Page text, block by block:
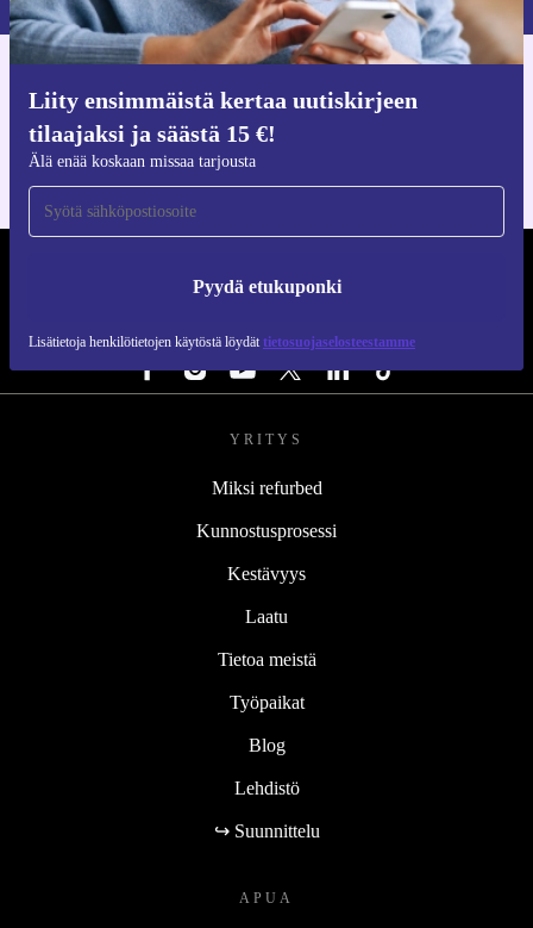
Liity ensimmäistä kertaa uutiskirjeen
tilaajaksi ja säästä 15 €!
Älä enää koskaan missaa tarjousta
Pyydä etukuponki
Lisätietoja henkilötietojen käytöstä löydät tietosuojaselosteestamme
iOS:lle ja Androidille
YRITYS
Miksi refurbed
Kunnostusprosessi
Kestävyys
Laatu
Tietoa meistä
Työpaikat
Blog
Lehdistö
↪ Suunnittelu
APUA